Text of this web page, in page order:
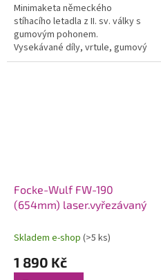
Minimaketa německého
stíhacího letadla z II. sv. války s
gumovým pohonem.
Vysekávané díly, vrtule, gumový
svazek a potah. materiál.
Focke-Wulf FW-190
(654mm) laser.vyřezávaný
Skladem e-shop (>5 ks)
1 890 Kč